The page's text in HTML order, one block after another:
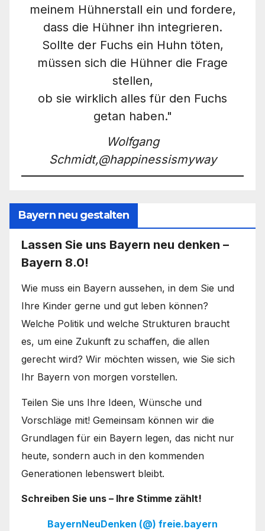
meinem Hühnerstall ein und fordere,
dass die Hühner ihn integrieren.
Sollte der Fuchs ein Huhn töten,
müssen sich die Hühner die Frage
stellen,
ob sie wirklich alles für den Fuchs
getan haben."
Wolfgang
Schmidt,@happinessismyway
Bayern neu gestalten
Lassen Sie uns Bayern neu denken –
Bayern 8.0!
Wie muss ein Bayern aussehen, in dem Sie und
Ihre Kinder gerne und gut leben können?
Welche Politik und welche Strukturen braucht
es, um eine Zukunft zu schaffen, die allen
gerecht wird? Wir möchten wissen, wie Sie sich
Ihr Bayern von morgen vorstellen.
Teilen Sie uns Ihre Ideen, Wünsche und
Vorschläge mit! Gemeinsam können wir die
Grundlagen für ein Bayern legen, das nicht nur
heute, sondern auch in den kommenden
Generationen lebenswert bleibt.
Schreiben Sie uns – Ihre Stimme zählt!
BayernNeuDenken (@) freie.bayern